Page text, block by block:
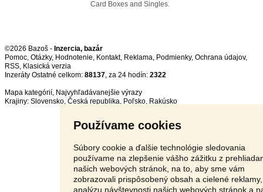
Používame cookies
Súbory cookie a ďalšie technológie sledovania
používame na zlepšenie vášho zážitku z
našich webových stránok, na to, aby sme vám
zobrazovali prispôsobený obsah a cielené
analýzu návštevnosti našich webových stránok a
©2026 Bazoš - Inzercia, bazár
Pomoc, Otázky, Hodnotenie, Kontakt, Reklama, Podmienky, Ochrana údajov,
RSS,
Inzeráty Ostatné celkom: 88137, za 24 hodín: 2322
Mapa kategórií, Najvyhľadávanejšie výrazy
Krajiny: Slovensko, Česká republika, Poľsko, Rakúsko